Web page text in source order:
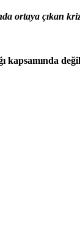
ortaya çıkan
kapsamında